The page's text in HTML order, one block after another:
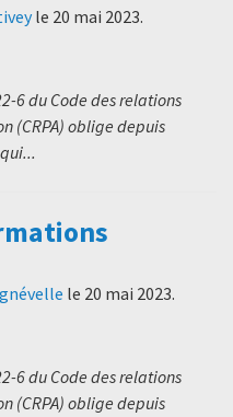
le 20 mai 2023.
6 du Code des relations
(CRPA) oblige depuis
le 20 mai 2023.
6 du Code des relations
(CRPA) oblige depuis